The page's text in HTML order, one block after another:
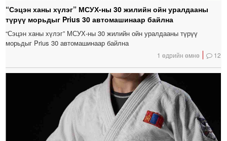
“Сэцэн ханы хүлэг” МСУХ-ны 30 жилийн ойн уралдааны
түрүү морьдыг Prius 30 автомашинаар байлна
“Сэцэн ханы хүлэг” МСУХ-ны 30 жилийн ойн уралдааны түрүү
морьдыг Prius 30 автомашинаар байлна
1 өдрийн өмнө 12